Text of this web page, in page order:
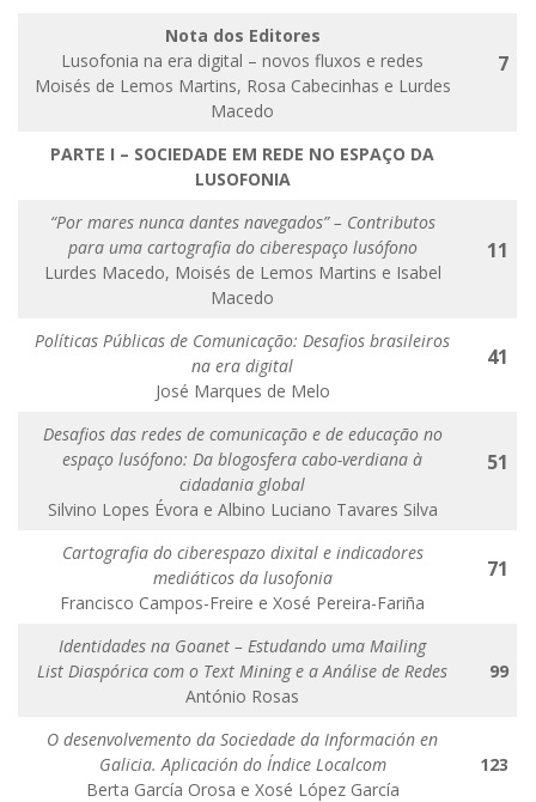
Nota dos Editores
Lusofonia na era digital – novos fluxos e redes
Moisés de Lemos Martins, Rosa Cabecinhas e Lurdes
Macedo
7
PARTE I – SOCIEDADE EM REDE NO ESPAÇO DA
LUSOFONIA
“Por mares nunca dantes navegados” – Contributos
para uma cartografia do ciberespaço lusófono
Lurdes Macedo, Moisés de Lemos Martins e Isabel
Macedo
11
Políticas Públicas de Comunicação: Desafios brasileiros
na era digital
José Marques de Melo
41
Desafios das redes de comunicação e de educação no
espaço lusófono: Da blogosfera cabo-verdiana à
cidadania global
Silvino Lopes Évora e Albino Luciano Tavares Silva
51
Cartografia do ciberespazo dixital e indicadores
mediáticos da lusofonia
Francisco Campos-Freire e Xosé Pereira-Fariña
71
Identidades na Goanet – Estudando uma Mailing
List Diaspórica com o Text Mining e a Análise de Redes
António Rosas
99
O desenvolvemento da Sociedade da Información en
Galicia. Aplicación do Índice Localcom
Berta García Orosa e Xosé López García
123